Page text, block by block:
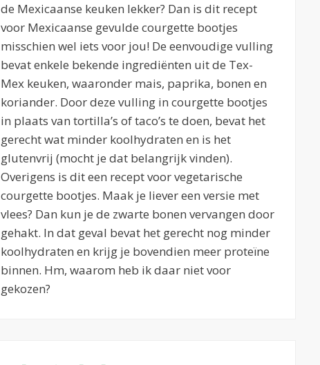
de Mexicaanse keuken lekker? Dan is dit recept
voor Mexicaanse gevulde courgette bootjes
misschien wel iets voor jou! De eenvoudige vulling
bevat enkele bekende ingrediënten uit de Tex-
Mex keuken, waaronder mais, paprika, bonen en
koriander. Door deze vulling in courgette bootjes
in plaats van tortilla’s of taco’s te doen, bevat het
gerecht wat minder koolhydraten en is het
glutenvrij (mocht je dat belangrijk vinden).
Overigens is dit een recept voor vegetarische
courgette bootjes. Maak je liever een versie met
vlees? Dan kun je de zwarte bonen vervangen door
gehakt. In dat geval bevat het gerecht nog minder
koolhydraten en krijg je bovendien meer proteïne
binnen. Hm, waarom heb ik daar niet voor
gekozen?